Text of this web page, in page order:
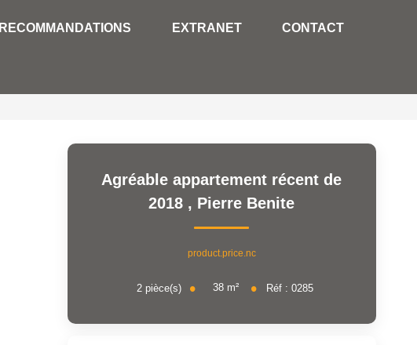
RECOMMANDATIONS EXTRANET CONTACT
Agréable appartement récent de
2018 , Pierre Benite
product.price.nc
2 pièce(s) 38 m² Réf : 0285